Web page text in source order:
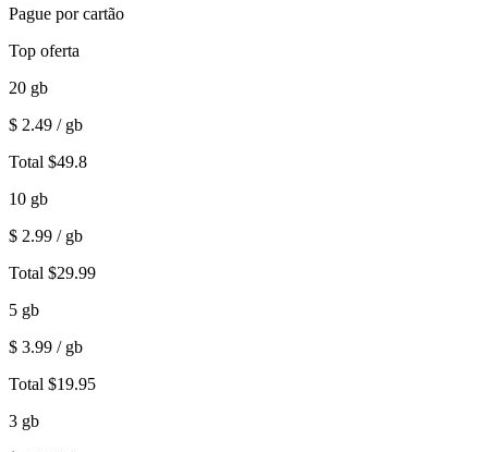
Pague por cartão
Top oferta
20 gb
$ 2.49 / gb
Total $49.8
10 gb
$ 2.99 / gb
Total $29.99
5 gb
$ 3.99 / gb
Total $19.95
3 gb